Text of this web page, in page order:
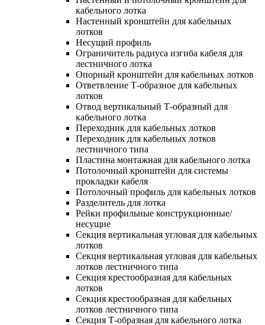
кабельного лотка
Настенный кронштейн для кабельных
лотков
Несущий профиль
Ограничитель радиуса изгиба кабеля для
лестничного лотка
Опорный кронштейн для кабельных лотков
Ответвление Т-образное для кабельных
лотков
Отвод вертикальный Т-образный для
кабельного лотка
Переходник для кабельных лотков
Переходник для кабельных лотков
лестничного типа
Пластина монтажная для кабельного лотка
Потолочный кронштейн для системы
прокладки кабеля
Потолочный профиль для кабельных лотков
Разделитель для лотка
Рейки профильные конструкционные/
несущие
Секция вертикальная угловая для кабельных
лотков
Секция вертикальная угловая для кабельных
лотков лестничного типа
Секция крестообразная для кабельных
лотков
Секция крестообразная для кабельных
лотков лестничного типа
Секция Т-образная для кабельного лотка